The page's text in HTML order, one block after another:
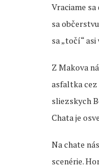
Vraciame
sa
sa „točí“
Z Makova
asfaltka cez
sliezskych
Chata je
Na chate
scenérie.